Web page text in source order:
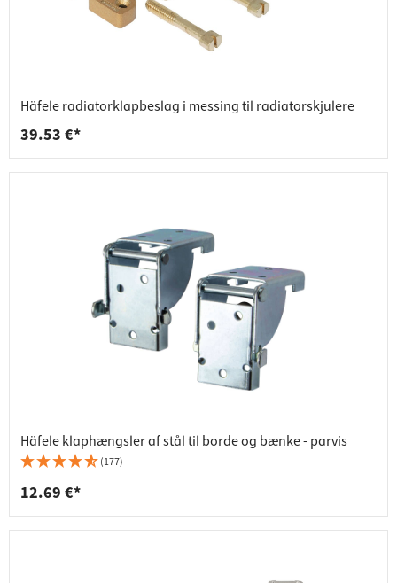
Häfele radiatorklapbeslag i messing til radiatorskjulere
39.53 €*
Häfele klaphængsler af stål til borde og bænke - parvis
(177)
12.69 €*